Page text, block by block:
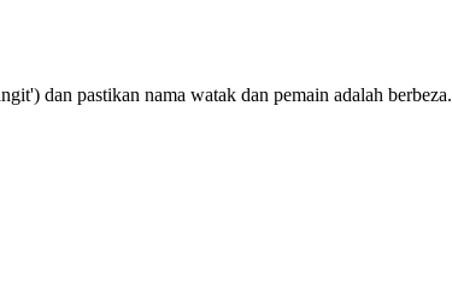
dan pastikan nama watak dan pemain adalah berbeza.